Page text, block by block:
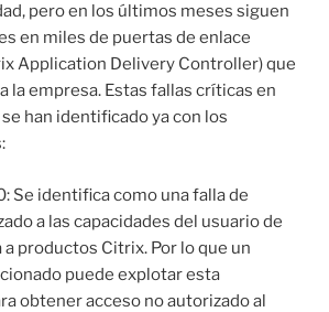
pero en los últimos meses siguen
en miles de puertas de enlace
Application Delivery Controller) que
la empresa. Estas fallas críticas en
han identificado ya con los
Se identifica como una falla de
a las capacidades del usuario de
a productos Citrix. Por lo que un
puede explotar esta
obtener acceso no autorizado al